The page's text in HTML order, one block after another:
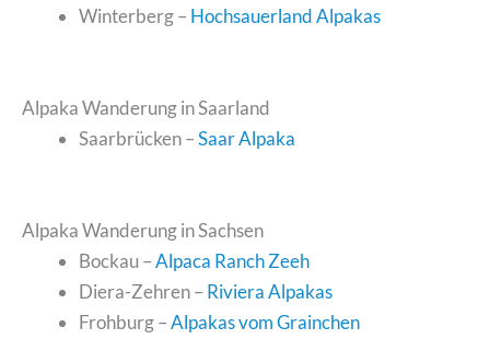
Winterberg – Hochsauerland Alpakas
Alpaka Wanderung in Saarland
Saarbrücken –Saar Alpaka
Alpaka Wanderung in Sachsen
Bockau –Alpaca Ranch Zeeh
Diera-Zehren – Riviera Alpakas
Frohburg –Alpakas vom Grainchen